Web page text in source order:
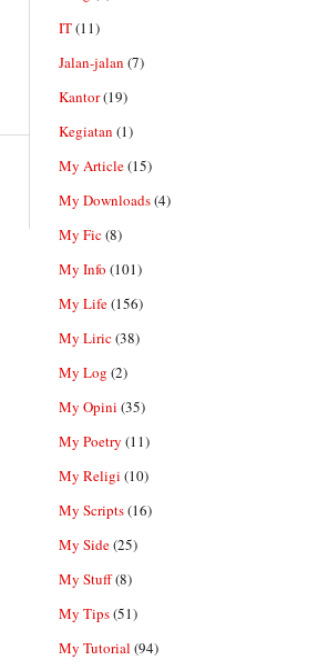
IT(11)
Jalan-jalan (7)
Kantor(19)
Kegiatan (1)
My Article(15)
My Downloads(4)
My Fic(8)
My Info (101)
My Life(156)
My Liric(38)
My Log (2)
My Opini (35)
My Poetry (11)
My Religi (10)
My Scripts(16)
My Side(25)
My Stuff(8)
My Tips(51)
My Tutorial (94)